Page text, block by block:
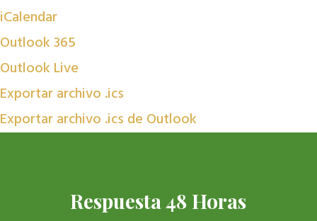
iCalendar
Outlook 365
Outlook Live
Exportar archivo .ics
Exportar archivo .ics de Outlook
Respuesta 48 Horas